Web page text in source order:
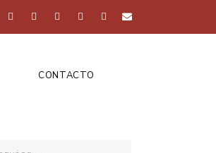
CONTACTO